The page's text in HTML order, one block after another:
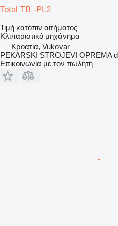
Total TB -PL2
Τιμή κατόπιν αιτήματος
Κλιπαριστικό μηχάνημα
Κροατία, Vukovar
PEKARSKI STROJEVI OPREMA
Επικοινωνία με τον πωλητή